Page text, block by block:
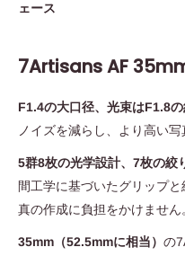
ェース
7Artisans AF
F1.4の大口径、光束はF1.8
ノイズを減らし、より高い写
5群8枚の光学設計、7枚の絞
間工学に基づいたグリップ
真の作成に負担をかけません
35mm（52.5mmに相当） の